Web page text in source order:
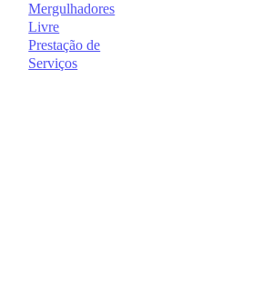
Mergulhadores
Livre
Prestação de
Serviços